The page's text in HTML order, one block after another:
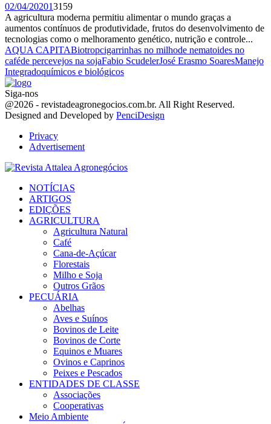
02/04/202013159
A agricultura moderna permitiu alimentar o mundo graças a
aumentos contínuos de produtividade, frutos do desenvolvimento de
tecnologias como o melhoramento genético, nutrição e controle...
AQUA CAPITABiotropcigarrinhas no milhode nematoides no
caféde percevejos na sojaFabio ScudelerJosé Erasmo SoaresManejo
Integradoquímicos e biológicos
Siga-nos
Facebook
Twitter
Instagram
Linkedin
Youtube
Email
@2026 - revistadeagronegocios.com.br. All Right Reserved.
Designed and Developed by PenciDesign
Privacy
Advertisement
NOTÍCIAS
ARTIGOS
EDIÇÕES
AGRICULTURA
Agricultura Natural
Café
Cana-de-Açúcar
Florestais
Milho e Soja
Outros Grãos
PECUÁRIA
Abelhas
Aves e Suínos
Bovinos de Leite
Bovinos de Corte
Equinos e Muares
Ovinos e Caprinos
Peixes e Pescados
ENTIDADES DE CLASSE
Associações
Cooperativas
Meio Ambiente